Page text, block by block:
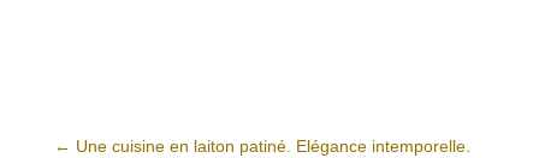
← Une cuisine en laiton patiné. Elégance intemporelle.